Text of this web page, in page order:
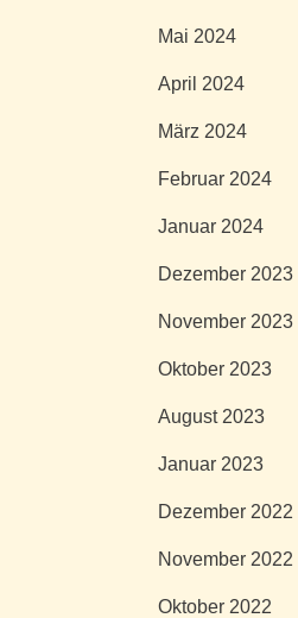
Mai 2024
April 2024
März 2024
Februar 2024
Januar 2024
Dezember 2023
November 2023
Oktober 2023
August 2023
Januar 2023
Dezember 2022
November 2022
Oktober 2022